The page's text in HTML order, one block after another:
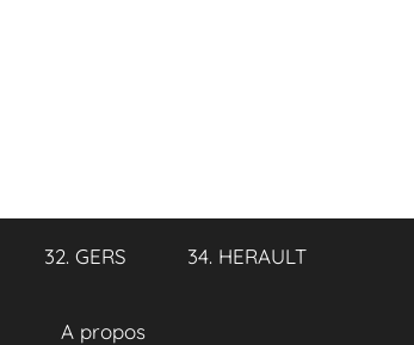
32. GERS 34. HERAULT
A propos